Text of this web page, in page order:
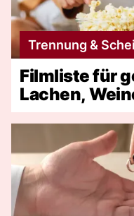
Trennung &
Filmliste für
Lachen,